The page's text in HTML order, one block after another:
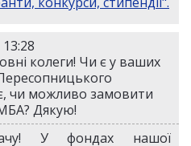
колеги! Чи є у ваших
чи можливо замовити
Дякую!
У фондах нашої